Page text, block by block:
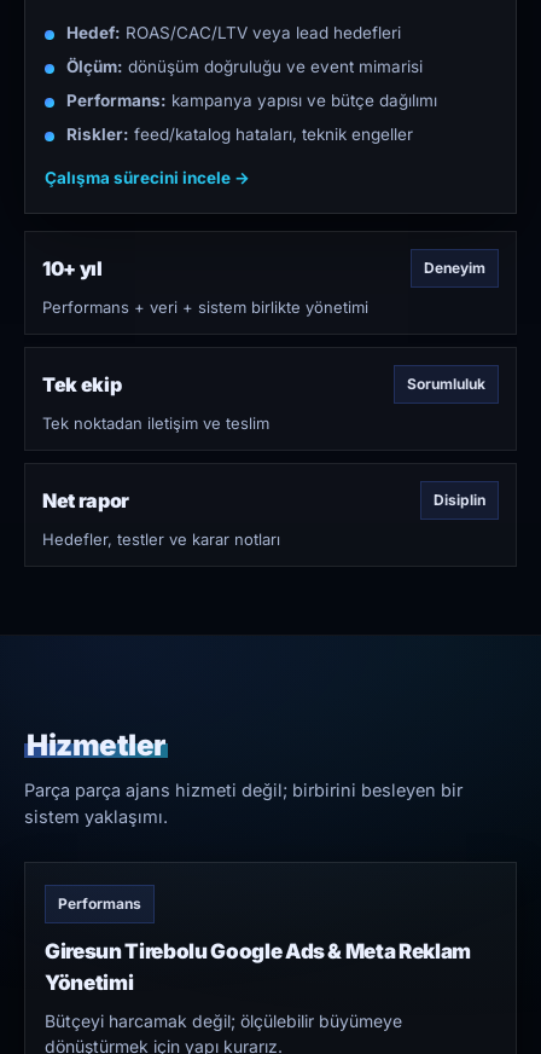
Hedef: ROAS/CAC/LTV veya lead hedefleri
Ölçüm: dönüşüm doğruluğu ve event mimarisi
Performans: kampanya yapısı ve bütçe dağılımı
Riskler: feed/katalog hataları, teknik engeller
Çalışma sürecini incele →
10+ yıl Deneyim
Performans + veri + sistem birlikte yönetimi
Tek ekip Sorumluluk
Tek noktadan iletişim ve teslim
Net rapor Disiplin
Hedefler, testler ve karar notları
Hizmetler
Parça parça ajans hizmeti değil; birbirini besleyen bir
sistem yaklaşımı.
Performans
Giresun Tirebolu Google Ads & Meta Reklam
Yönetimi
Bütçeyi harcamak değil; ölçülebilir büyümeye
dönüştürmek için yapı kurarız.